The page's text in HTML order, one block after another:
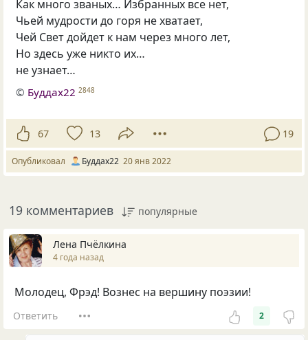
Как много званых… Избранных все нет,
Чьей мудрости до горя не хватает,
Чей Свет дойдет к нам через много лет,
Но здесь уже никто их…
не узнает…
© Буддах22 2848
67 13 19
Опубликовал Буддах22 20 янв 2022
19 комментариев популярные
Лена Пчёлкина
4 года назад
Молодец, Фрэд! Вознес на вершину поэзии!
Ответить 2